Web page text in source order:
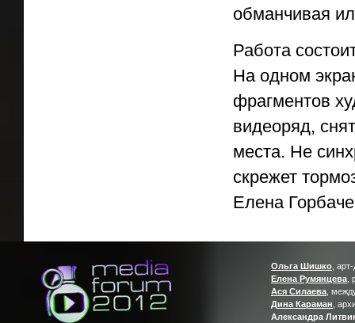
обманчивая
Работа
На одном
фрагментов
видеоряд,
места. Не
скрежет
Елена
Ольга Шишко ,
Елена Румянцева
Ася Силаева ,
Дина Караман ,
Александра